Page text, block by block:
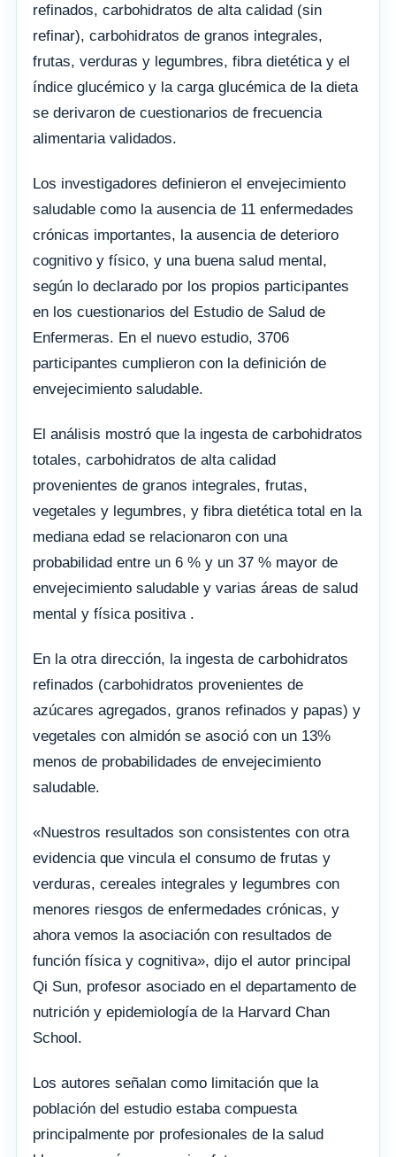
refinados, carbohidratos de alta calidad (sin
refinar), carbohidratos de granos integrales,
frutas, verduras y legumbres, fibra dietética y el
índice glucémico y la carga glucémica de la dieta
se derivaron de cuestionarios de frecuencia
alimentaria validados.
Los investigadores definieron el envejecimiento
saludable como la ausencia de 11 enfermedades
crónicas importantes, la ausencia de deterioro
cognitivo y físico, y una buena salud mental,
según lo declarado por los propios participantes
en los cuestionarios del Estudio de Salud de
Enfermeras. En el nuevo estudio, 3706
participantes cumplieron con la definición de
envejecimiento saludable.
El análisis mostró que la ingesta de carbohidratos
totales, carbohidratos de alta calidad
provenientes de granos integrales, frutas,
vegetales y legumbres, y fibra dietética total en la
mediana edad se relacionaron con una
probabilidad entre un 6 % y un 37 % mayor de
envejecimiento saludable y varias áreas de salud
mental y física positiva .
En la otra dirección, la ingesta de carbohidratos
refinados (carbohidratos provenientes de
azúcares agregados, granos refinados y papas) y
vegetales con almidón se asoció con un 13%
menos de probabilidades de envejecimiento
saludable.
«Nuestros resultados son consistentes con otra
evidencia que vincula el consumo de frutas y
verduras, cereales integrales y legumbres con
menores riesgos de enfermedades crónicas, y
ahora vemos la asociación con resultados de
función física y cognitiva», dijo el autor principal
Qi Sun, profesor asociado en el departamento de
nutrición y epidemiología de la Harvard Chan
School.
Los autores señalan como limitación que la
población del estudio estaba compuesta
principalmente por profesionales de la salud